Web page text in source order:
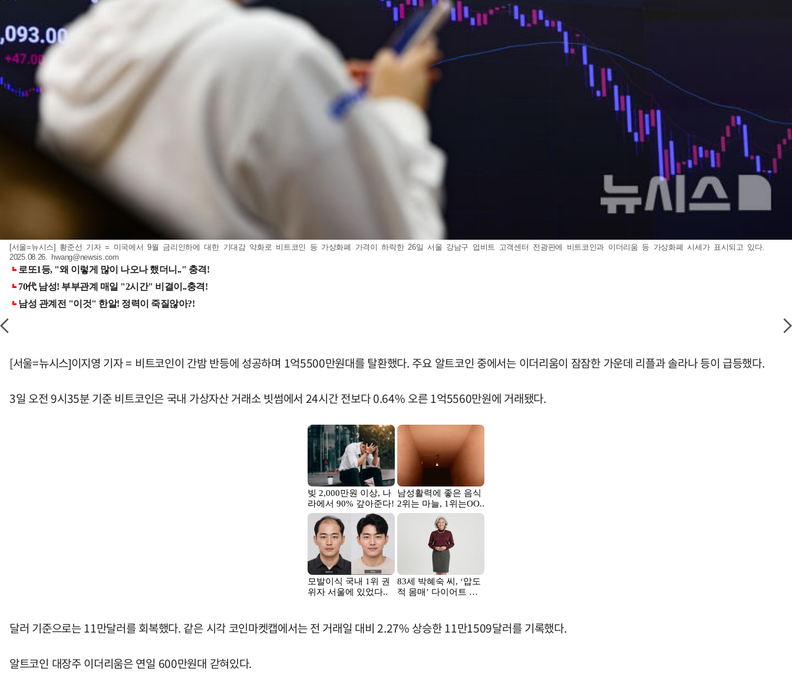
[서울=뉴시스] 황준선 기자 = 미국에서 9월 금리인하에 대한 기대감 약화로 비트코인 등 가상화폐 가격이 하락한 26일 서울 강남구 업비트 고객센터 전광판에 비트코인과 이더리움 등 가상화폐 시세가 표시되고 있다.
2025.08.26. hwang@newsis.com
[서울=뉴시스]이지영 기자 = 비트코인이 간밤 반등에 성공하며 1억5500만원대를 탈환했다. 주요 알트코인 중에서는 이더리움이 잠잠한 가운데 리플과 솔라나 등이 급등했다.
3일 오전 9시35분 기준 비트코인은 국내 가상자산 거래소 빗썸에서 24시간 전보다 0.64% 오른 1억5560만원에 거래됐다.
달러 기준으로는 11만달러를 회복했다. 같은 시각 코인마켓캡에서는 전 거래일 대비 2.27% 상승한 11만1509달러를 기록했다.
알트코인 대장주 이더리움은 연일 600만원대 갇혀있다.